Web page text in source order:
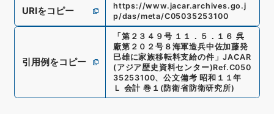
URIをコピー
https://www.jacar.archives.go.j
p/das/meta/C05035253100
引用例をコピー
「 第２３４９号 １１．５．１６ 呉
廠第２０２号８海軍造兵中佐加藤発
巳雄に家族移転料支給の件 」JACAR
(アジア歴史資料センター)Ref.C050
35253100、公文備考 昭和１１年
Ｌ 会計 巻１ (防衛省防衛研究所)